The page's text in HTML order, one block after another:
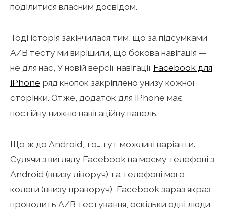
поділитися власним досвідом.
Тоді історія закінчилася тим, що за підсумками
A/B тесту ми вирішили, що бокова навігація —
не для нас, У новій версії навігації Facebook для
iPhone ряд кнопок закріплено унизу кожної
сторінки. Отже, додаток для iPhone має
постійну нижню навігаційну панель.
Що ж до Android, то… тут можливі варіанти.
Судячи з вигляду Facebook на моєму телефоні з
Android (внизу ліворуч) та телефоні мого
колеги (внизу праворуч), Facebook зараз якраз
проводить A/B тестування, оскільки одні люди